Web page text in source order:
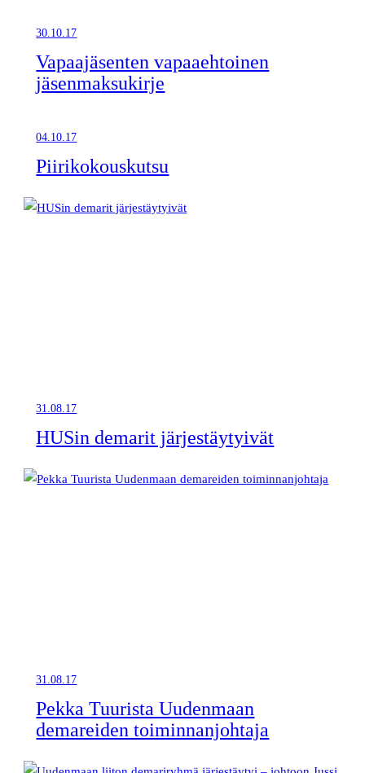
30.10.17
Vapaajäsenten vapaaehtoinen
jäsenmaksukirje
04.10.17
Piirikokouskutsu
31.08.17
HUSin demarit järjestäytyivät
31.08.17
Pekka Tuurista Uudenmaan
demareiden toiminnanjohtaja